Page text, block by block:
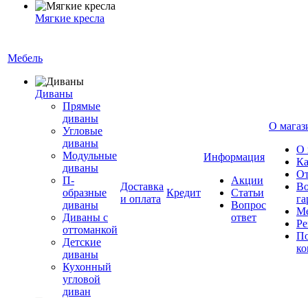
Мягкие кресла
Мебель
Диваны
Прямые
диваны
Угловые
диваны
Модульные
диваны
П-
образные
диваны
Диваны с
оттоманкой
Детские
диваны
Кухонный
угловой
диван
Доставка
и оплата
Кредит
Информация
Акции
Статьи
Вопрос
ответ
О
О